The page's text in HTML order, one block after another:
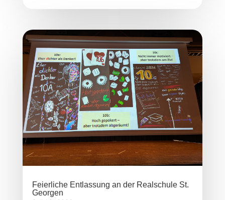
Feierliche Entlassung an der Realschule St.
Georgen